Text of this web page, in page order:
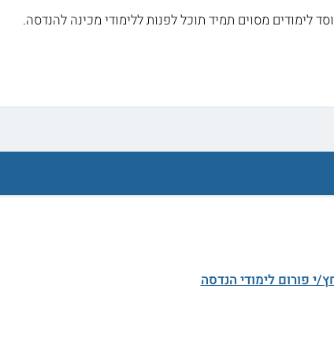
לימודים מסוים תמיד תוכל לפנות ללימודי מכינה להנדסה.
י פורום לימודי הנדסה